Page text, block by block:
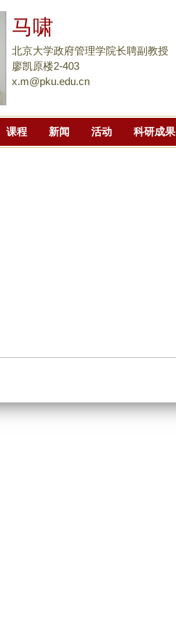
到
主
要
马啸
北京大学政府管理学院长聘副教授
廖凯原楼2-403
x.m@pku.edu.cn
课程 新闻 活动 科研成果